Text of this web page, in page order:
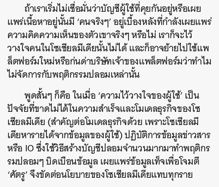
ถ้าเราเริ่มไม่เชื่อมั่นว่าบัญชีผู้ใช้ที่คุยกันอยู่หรือเผย
แพร่เนื้อหาอยู่นั้นมี‘คนจริงๆ’อยู่เบื้องหลังที่กำลังเผยแพร่
ความคิดความเห็นของตัวเขาจริงๆหรือไม่เราก็จะไว้
วางใจคนในโซเชียลมีเดียนั้นไม่ได้และก็อาจย้ายไปใช้แพ
ล็ตฟอร์มใหม่หรือก่นด่าบริษัทเจ้าของแพล็ตฟอร์มว่าทำไม
ไม่จัดการกับพฤติกรรมปลอมเหล่านั้น
พูดสั้นๆก็คือในเมื่อ‘ความไว้วางใจของผู้ใช้’เป็น
ปัจจัยที่ขาดไม่ได้ในความสำเร็จและโมเดลธุรกิจของโซ
เชียลมีเดีย(สำคัญต่อโมเดลธุรกิจด้วยเพราะโซเชียลมี
เดียหารายได้จากข้อมูลของผู้ใช้)ปฏิบัติการข้อมูลข่าวสาร
หรือ IOซึ่งใช้วิธีสร้างบัญชีปลอมจำนวนมากมาทำพฤติกร
รมปลอมๆบิดเบือนข้อมูลเผยแพร่ข้อมูลเท็จเพื่อโจมตี
‘ศัตรู’จึงขัดต่อนโยบายของโซเชียลมีเดียแทบทุกราย